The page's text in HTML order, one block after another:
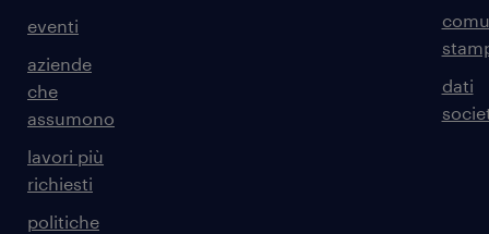
eventi
aziende
che
assumono
lavori più
richiesti
politiche
dati